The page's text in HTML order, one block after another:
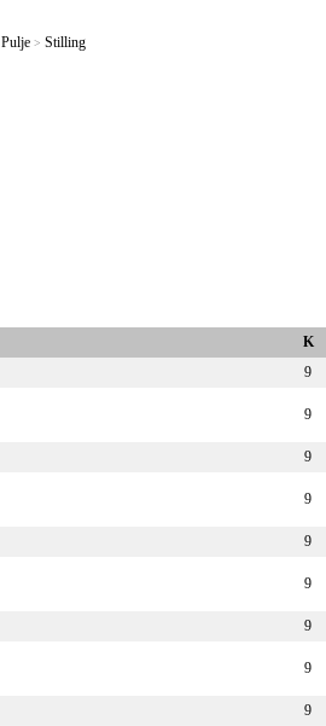
Pulje > Stilling
K
9
9
9
9
9
9
9
9
9